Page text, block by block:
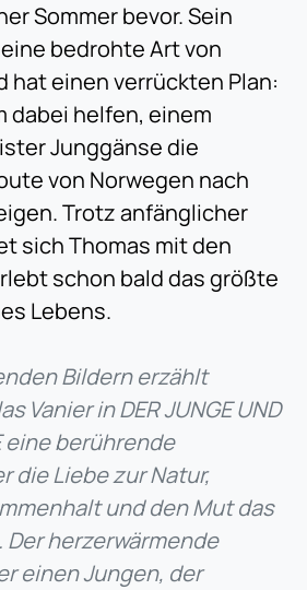
Sommer bevor. Sein
bedrohte Art von
hat einen verrückten Plan:
dabei helfen, einem
Junggänse die
von Norwegen nach
Trotz anfänglicher
sich Thomas mit den
schon bald das größte
Lebens.
Bildern erzählt
Vanier in DER JUNGE UND
eine berührende
die Liebe zur Natur,
und den Mut das
herzerwärmende
einen Jungen, der